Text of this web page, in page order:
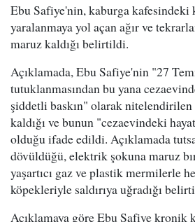
Ebu Safiye'nin, kaburga kafesindeki
yaralanmaya yol açan ağır ve
maruz kaldığı belirtildi.
Açıklamada, Ebu Safiye'nin "27
tutuklanmasından bu yana
şiddetli baskın" olarak nitelendirilen
kaldığı ve bunun "cezaevindeki
olduğu ifade edildi. Açıklamada
dövüldüğü, elektrik şokuna maruz
yaşartıcı gaz ve plastik mermilerle
köpekleriyle saldırıya uğradığı
Açıklamaya göre Ebu Safiye kronik